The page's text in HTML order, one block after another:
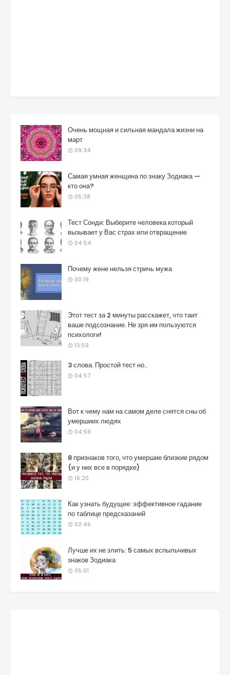
Очень мощная и сильная мандала жизни на
март
09:34
Самая умная женщина по знаку Зодиака —
кто она?
05:38
Тест Сонди: Выберите человека который
вызывает у Вас страх или отвращение
04:54
Почему жене нельзя стричь мужа
00:19
Этот тест за 2 минуты расскажет, что таит
ваше подсознание. Не зря им пользуются
психологи!
13:59
3 слова. Простой тест но..
04:57
Вот к чему нам на самом деле снятся сны об
умершиих людях
04:59
8 признаков того, что умершие близкие рядом
(и у них все в порядке)
16:20
Как узнать будущее: эффективное гадание
по таблице предсказаний
02:46
Лучше их не злить: 5 самых вспыльчивых
знаков Зодиака
05:01